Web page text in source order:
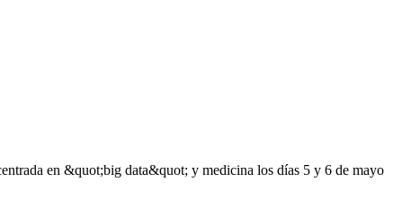
en &quot;big data&quot; y medicina los días 5 y 6 de mayo